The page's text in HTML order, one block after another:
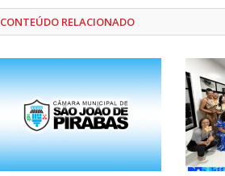
CONTEÚDO RELACIONADO